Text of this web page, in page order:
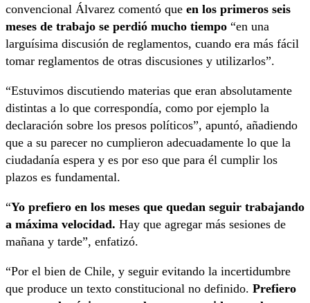
convencional Álvarez comentó que en los primeros seis
meses de trabajo se perdió mucho tiempo “en una
larguísima discusión de reglamentos, cuando era más fácil
tomar reglamentos de otras discusiones y utilizarlos”.
“Estuvimos discutiendo materias que eran absolutamente
distintas a lo que correspondía, como por ejemplo la
declaración sobre los presos políticos”, apuntó, añadiendo
que a su parecer no cumplieron adecuadamente lo que la
ciudadanía espera y es por eso que para él cumplir los
plazos es fundamental.
“Yo prefiero en los meses que quedan seguir trabajando
a máxima velocidad. Hay que agregar más sesiones de
mañana y tarde”, enfatizó.
“Por el bien de Chile, y seguir evitando la incertidumbre
que produce un texto constitucional no definido. Prefiero